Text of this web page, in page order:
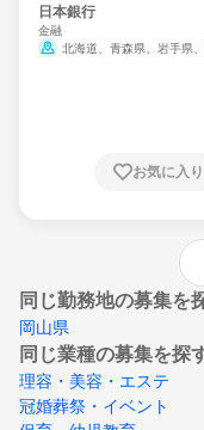
日本銀行
金融
北海道、青森県、岩手県、
崎県、熊本県、大分県、宮崎
お気に入り
同じ勤務地の募集を
岡山県
同じ業種の募集を探
理容・美容・エステ
冠婚葬祭・イベント